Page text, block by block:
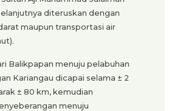
diteruskan dengan
maupun transportasi air
Balikpapan menuju pelabuhan
Kariangau dicapai selama ± 2
± 80 km, kemudian
menuju